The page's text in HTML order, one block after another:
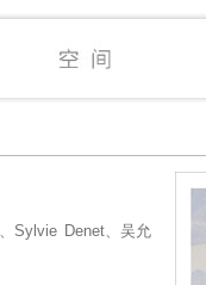
Sylvie Denet、吴允